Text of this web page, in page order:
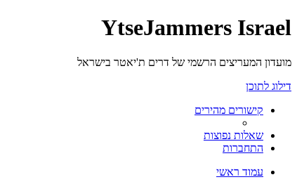
YtseJammers Israel
מועדון המעריצים הרשמי של דרים ת'יאטר בישראל
דילוג לתוכן
קישורים מהירים
שאלות נפוצות
התחברות
עמוד ראשי